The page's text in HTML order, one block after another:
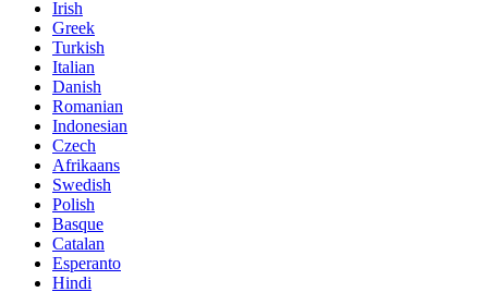
Irish
Greek
Turkish
Italian
Danish
Romanian
Indonesian
Czech
Afrikaans
Swedish
Polish
Basque
Catalan
Esperanto
Hindi